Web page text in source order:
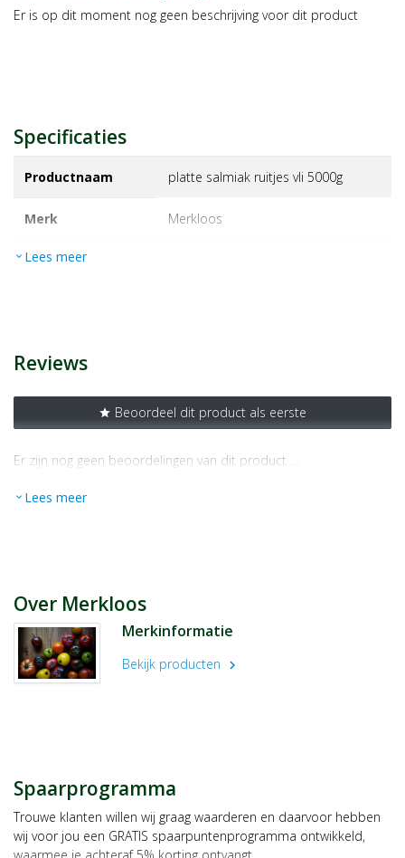
Er is op dit moment nog geen beschrijving voor dit product
Specificaties
Productnaam platte salmiak ruitjes vli 5000g
Merk merkloos
EAN
expand_more Lees meer
Reviews
star Beoordeel dit product als eerste
Er zijn nog geen beoordelingen van dit product …
expand_more Lees meer
Over Merkloos
Merkinformatie
Bekijk producten chevron_right
Spaarprogramma
Trouwe klanten willen wij graag waarderen en daarvoor hebben
wij voor jou een GRATIS spaarpuntenprogramma ontwikkeld,